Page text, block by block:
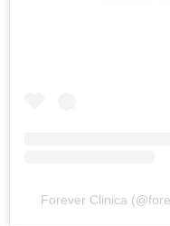
Forever Clinica